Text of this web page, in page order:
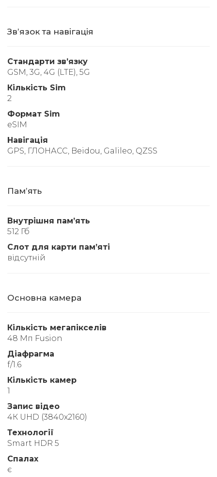
Звʼязок та навігація
Стандарти звʼязку
GSM, 3G, 4G (LTE), 5G
Кількість Sim
2
Формат Sim
eSIM
Навігація
GPS, ГЛОНАСС, Beidou, Galileo, QZSS
Памʼять
Внутрішня памʼять
512 Гб
Слот для карти памʼяті
відсутній
Основна камера
Кількість мегапікселів
48 Мп Fusion
Діафрагма
f/1.6
Кількість камер
1
Запис відео
4К UHD (3840x2160)
Технології
Smart HDR 5
Спалах
є